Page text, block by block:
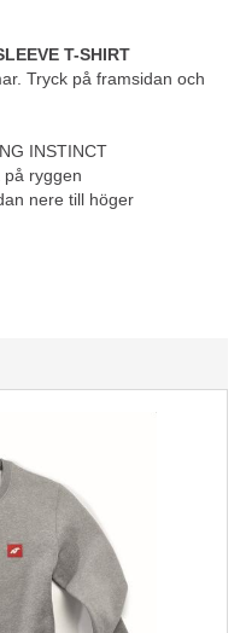
T-SHIRT
Tryck på framsidan och
INSTINCT
ryggen
nere till höger